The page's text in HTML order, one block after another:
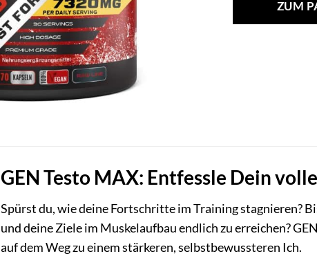
ZUM
GEN Testo MAX: Entfessle Dein
Spürst du, wie deine Fortschritte im Training stagnieren?
und deine Ziele im Muskelaufbau endlich zu erreichen?
auf dem Weg zu einem stärkeren, selbstbewussteren Ich.